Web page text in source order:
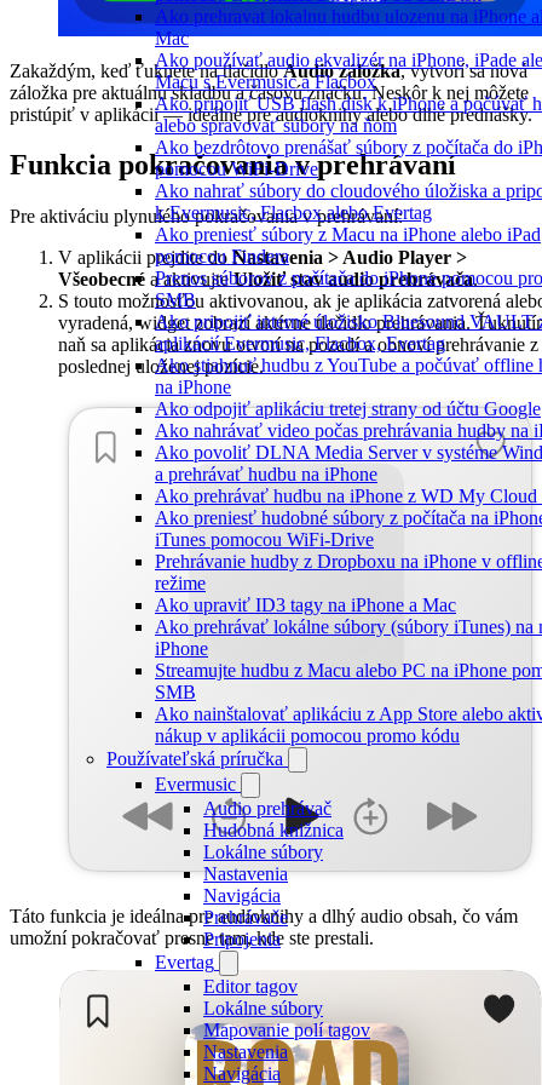
Ako prehravat lokalnu hudbu ulozenu na iPhone
Mac
Ako používať audio ekvalizér na iPhone, iPade
Macu s Evermusic a Flacbox
Ako pripojiť USB flash disk k iPhone a počúvať
alebo spravovať súbory na ňom
Ako bezdrôtovo prenášať súbory z počítača do
pomocou WiFi-Drive
Ako nahrať súbory do cloudového úložiska a
k Evermusic, Flacbox alebo Evertag
Ako preniesť súbory z Macu na iPhone alebo iPad
pomocou Findera
Prenos súborov z počítača do iPhone pomocou
SMB
Ako pripojiť interné úložisko Bluesound VAULT
aplikácií Evermusic, Flacbox, Evertag
Ako stiahnuť hudbu z YouTube a počúvať offline
na iPhone
Ako odpojiť aplikáciu tretej strany od účtu Google
Ako nahrávať video počas prehrávania hudby na
Ako povoliť DLNA Media Server v systéme
a prehrávať hudbu na iPhone
Ako prehrávať hudbu na iPhone z WD My Cloud
Ako preniesť hudobné súbory z počítača na
iTunes pomocou WiFi-Drive
Prehrávanie hudby z Dropboxu na iPhone v
režime
Ako upraviť ID3 tagy na iPhone a Mac
Ako prehrávať lokálne súbory (súbory iTunes) na
iPhone
Streamujte hudbu z Macu alebo PC na iPhone
SMB
Ako nainštalovať aplikáciu z App Store alebo
nákup v aplikácii pomocou promo kódu
Používateľská príručka
Evermusic
Audio prehrávač
Hudobná knižnica
Lokálne súbory
Nastavenia
Navigácia
Prehrávače
Pripojenia
Evertag
Editor tagov
Lokálne súbory
Mapovanie polí tagov
Nastavenia
Navigácia
Zakaždým, keď ťuknete na tlačidloAudio záložka, vytvorí sa nová
záložka pre aktuálnu skladbu a časovú značku. Neskôr k nej môžete
pristúpiť v aplikácii — ideálne pre audioknihy alebo dlhé prednášky.
Funkcia pokračovania v prehrávaní
Pre aktiváciu plynulého pokračovania v prehrávaní:
V aplikácii prejdite doNastavenia > Audio Player >
Všeobecné a aktivujteUložiť stav audio prehrávača.
S touto možnosťou aktivovanou, ak je aplikácia zatvorená
vyradená, widget zobrazí aktívne tlačidlo prehrávania.
naň sa aplikácia znovu otvorí na pozadí a obnoví prehrávanie z
poslednej uloženej pozície.
Táto funkcia je ideálna pre audioknihy a dlhý audio obsah, čo vám
umožní pokračovať presne tam, kde ste prestali.